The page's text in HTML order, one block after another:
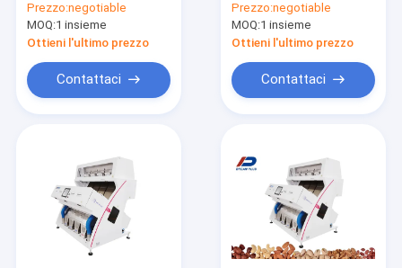
del riso del
selezionatore di
colore della
telecamera CCD
Prezzo:negotiable
MOQ:1 insieme
Ottieni l'ultimo prezzo
Contattaci
99,9%
Prezzo:negotiable
MOQ:1 insieme
Ottieni l'ultimo prezzo
Contattaci